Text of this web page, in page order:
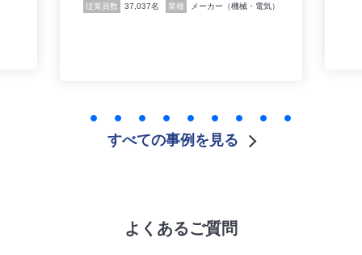
従業員数 37,037名 業種 メーカー（機械・電気）
すべての事例を見る
よくあるご質問